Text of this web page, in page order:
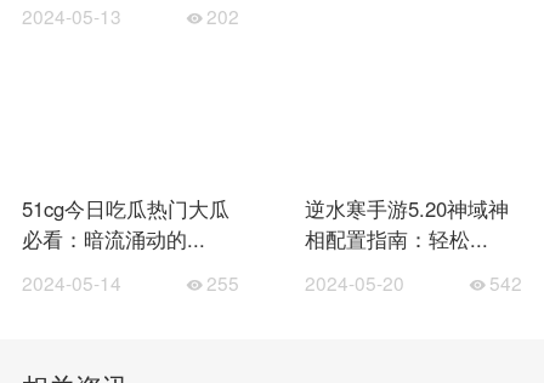
2024-05-13 202
51cg今日吃瓜热门大瓜
必看：暗流涌动的...
2024-05-14 255
逆水寒手游5.20神域神
相配置指南：轻松...
2024-05-20 542